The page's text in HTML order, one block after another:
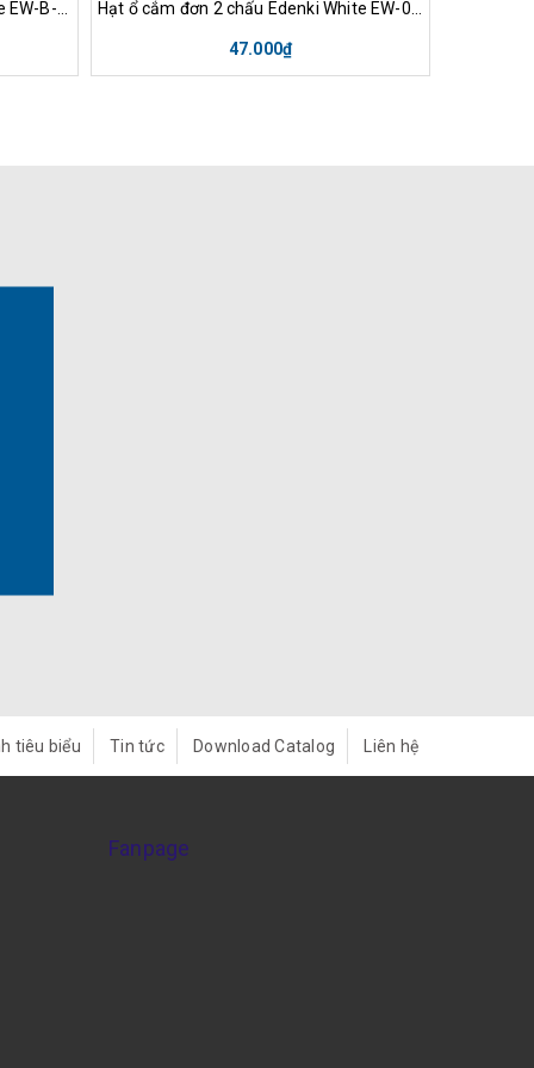
47.000₫
tiêu biểu Tin tức Download Catalog Liên hệ
Fanpage